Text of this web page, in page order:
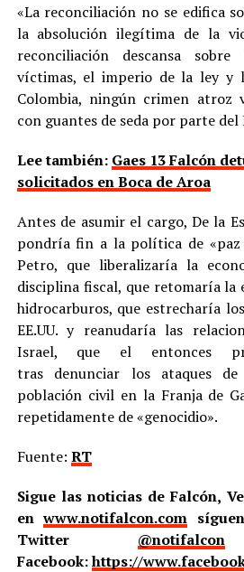
«La reconciliación no se edifica
la absolución ilegítima de la
reconciliación descansa
víctimas, el imperio de la ley y
Colombia, ningún crimen atroz
con guantes de seda por parte del
Lee también: Gaes 13 Falcón
solicitados en Boca de Aroa
Antes de asumir el cargo, De la
pondría fin a la política de
Petro, que liberalizaría la
disciplina fiscal, que retomaría la
hidrocarburos, que estrecharía
EE.UU. y reanudaría las
Israel, que el entonces
tras denunciar los ataques
población civil en la Franja de
repetidamente de «genocidio».
Fuente: RT
Sigue las noticias de Falcón,
enwww.notifalcon.com
Twitter @notifalcon
Facebook:https://